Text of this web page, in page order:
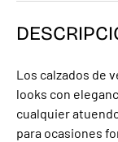
Los calzados de
looks con
cualquier
para ocasiones